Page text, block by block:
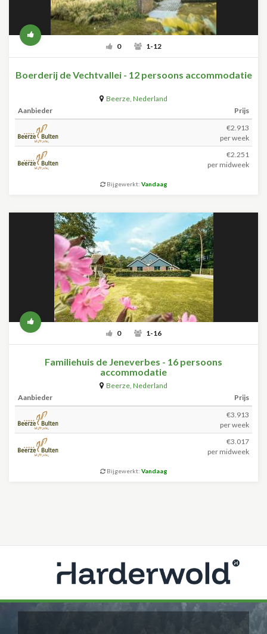
0 1-12
Boerderij de Vechtvallei - 12 persoons accommodatie
Beerze, Nederland
Aanbieder
Prijs
€2.913
per week
€2.251
per midweek
Bijgewerkt: Vandaag
0 1-16
Familiehuis de Jeneverbes - 16 persoons
accommodatie
Beerze, Nederland
Aanbieder
Prijs
€3.913
per week
€3.017
per midweek
Bijgewerkt: Vandaag